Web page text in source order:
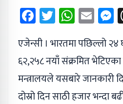
Facebook
Twitter
एजेन्सी । भारतमा पछिल्लो २४
६२,२५८ नयाँ संक्रमित भेटिएका
मन्त्रालयले यसबारे जानकारी
दोस्रो दिन साठी हजार भन्दा